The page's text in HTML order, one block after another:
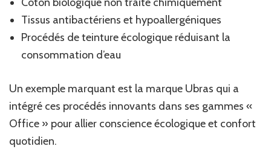
Tissus antibactériens et hypoallergéniques
Procédés de teinture écologique réduisant la
consommation d’eau
Un exemple marquant est la marque Ubras qui a
intégré ces procédés innovants dans ses gammes «
Office » pour allier conscience écologique et confort
quotidien.